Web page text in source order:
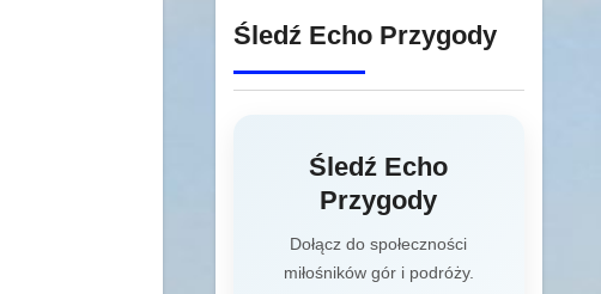
Śledź Echo Przygody
Śledź Echo
Przygody
Dołącz do społeczności
miłośników gór i podróży.